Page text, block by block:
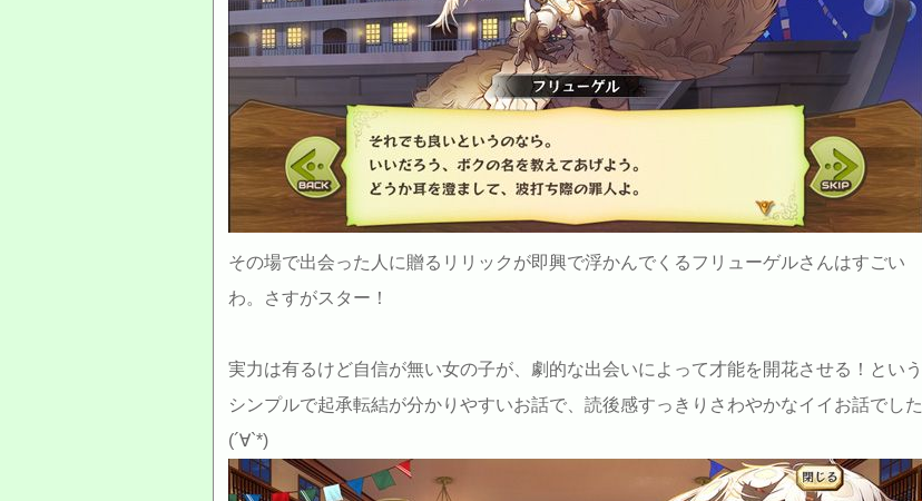
その場で出会った人に贈るリリックが即興で浮かんでくるフリューゲルさんはすごい
わ。さすがスター！
実力は有るけど自信が無い女の子が、劇的な出会いによって才能を開花させる！という
シンプルで起承転結が分かりやすいお話で、読後感すっきりさわやかなイイお話でした
(´∀`*)